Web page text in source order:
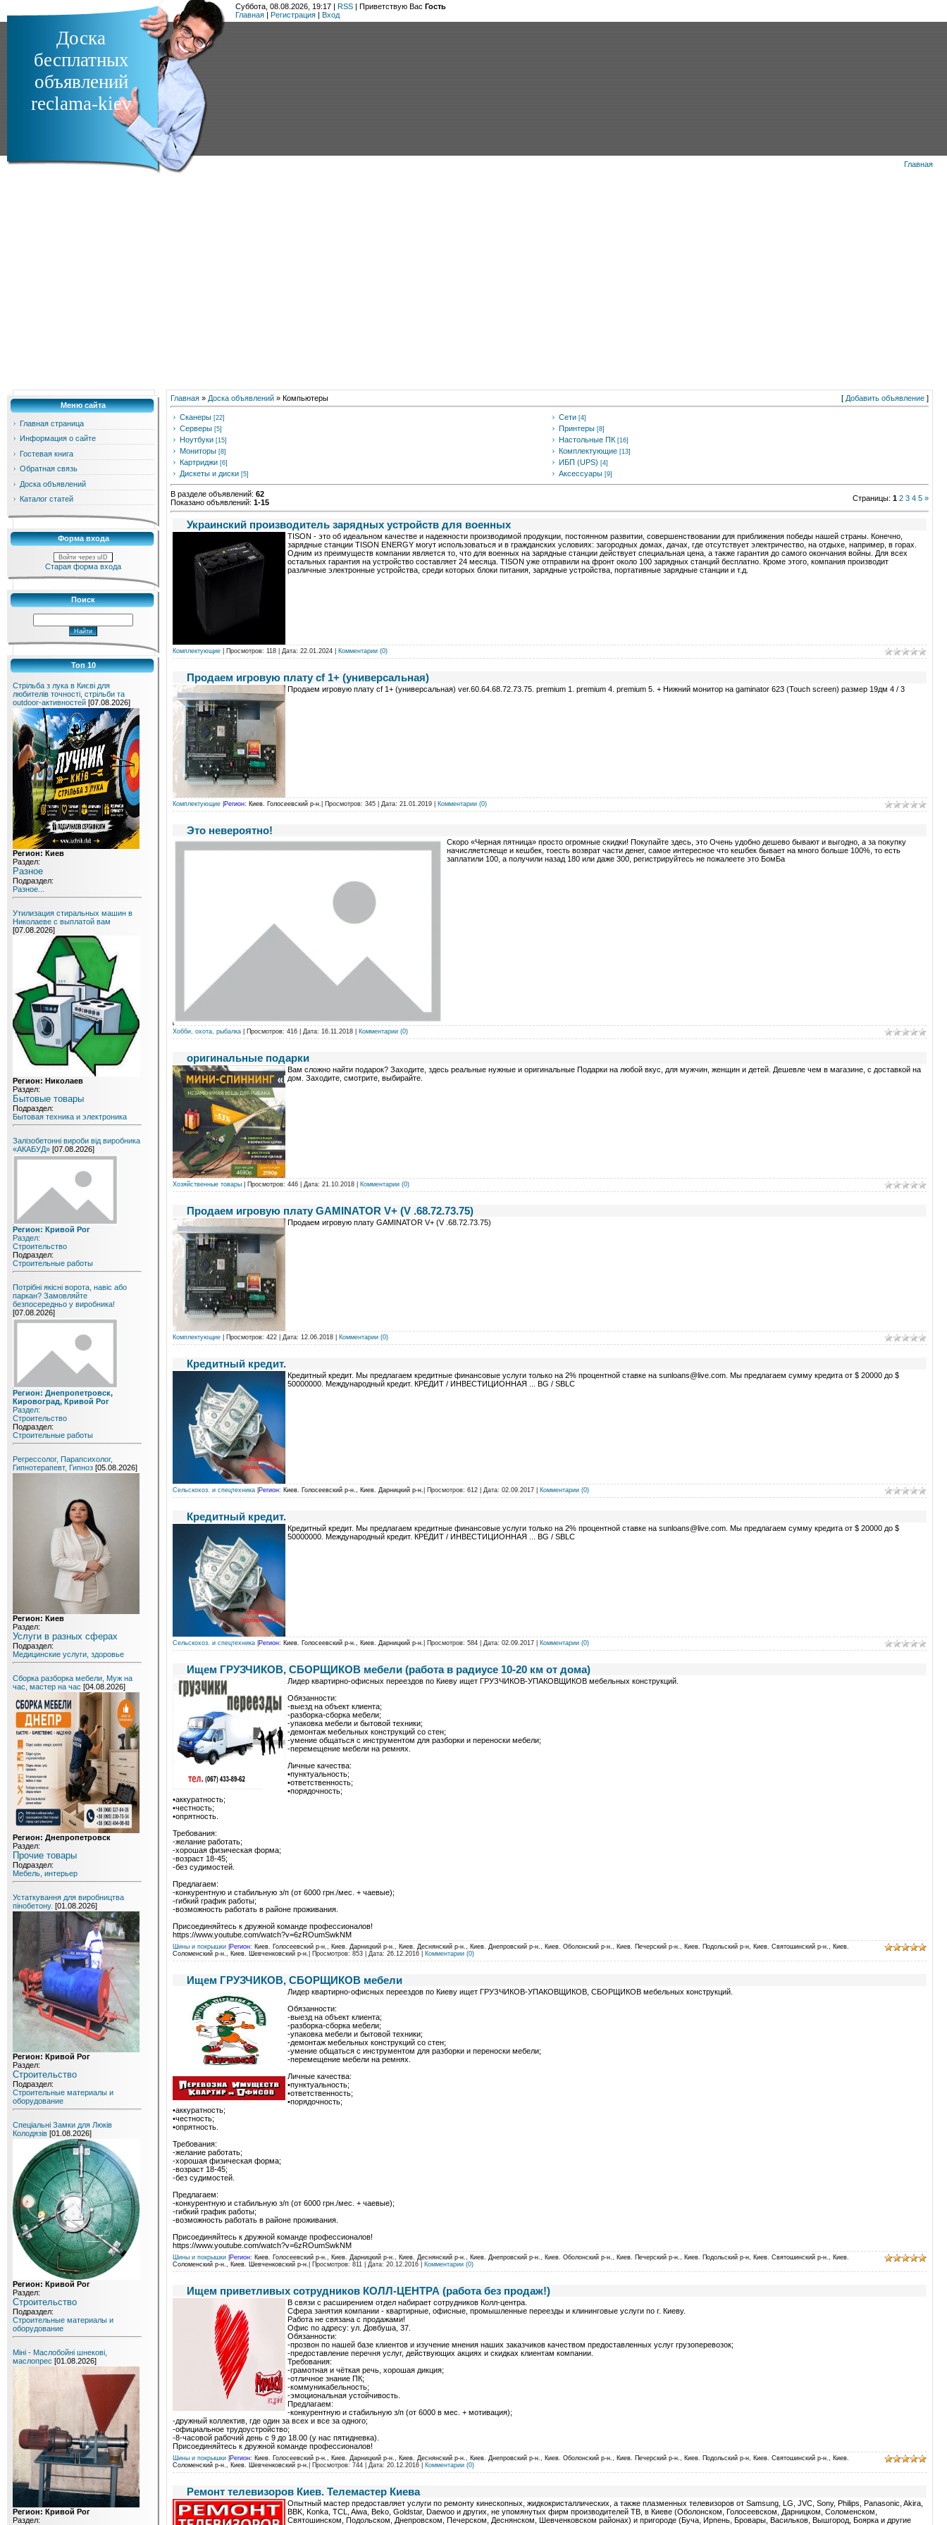
Суббота, 08.08.2026, 19:17 | RSS | Приветствую Вас Гость
Главная | Регистрация | Вход
Доска
бесплатных
объявлений
reclama-kiev
Главная
Меню сайта
Главная страница
Информация о сайте
Гостевая книга
Обратная связь
Доска объявлений
Каталог статей
Форма входа
Войти через uID
Старая форма входа
Поиск
Топ 10
Стрільба з лука в Києві для
любителів точності, стрільби та
outdoor-активностей [07.08.2026]
Регион: Киев
Раздел:
Разное
Подраздел:
Разное...
Утилизация стиральных машин в
Николаеве с выплатой вам
[07.08.2026]
Регион: Николаев
Раздел:
Бытовые товары
Подраздел:
Бытовая техника и электроника
Залізобетонні вироби від виробника
«АКАБУД» [07.08.2026]
Регион: Кривой Рог
Раздел:
Строительство
Подраздел:
Строительные работы
Потрібні якісні ворота, навіс або
паркан? Замовляйте
безпосередньо у виробника!
[07.08.2026]
Регион: Днепропетровск,
Кировоград, Кривой Рог
Раздел:
Строительство
Подраздел:
Строительные работы
Регрессолог, Парапсихолог,
Гипнотерапевт, Гипноз [05.08.2026]
Регион: Киев
Раздел:
Услуги в разных сферах
Подраздел:
Медицинские услуги, здоровье
Сборка разборка мебели, Муж на
час, мастер на час [04.08.2026]
Регион: Днепропетровск
Раздел:
Прочие товары
Подраздел:
Мебель, интерьер
Устаткування для виробництва
пінобетону. [01.08.2026]
Регион: Кривой Рог
Раздел:
Строительство
Подраздел:
Строительные материалы и
оборудование
Спеціальні Замки для Люків
Колодязів [01.08.2026]
Регион: Кривой Рог
Раздел:
Строительство
Подраздел:
Строительные материалы и
оборудование
Міні - Маслобойні шнекові,
маслопрес [01.08.2026]
Регион: Кривой Рог
Раздел:
Главная » Доска объявлений » Компьютеры [ Добавить объявление ]
Сканеры [22] Сети [4]
Серверы [5] Принтеры [8]
Ноутбуки [15] Настольные ПК [16]
Мониторы [8] Комплектующие [13]
Картриджи [6] ИБП (UPS) [4]
Дискеты и диски [5] Аксессуары [9]
В разделе объявлений: 62
Показано объявлений: 1-15 Страницы: 1 2 3 4 5 »
Украинский производитель зарядных устройств для военных
TISON - это об идеальном качестве и надежности производимой продукции, постоянном развитии, совершенствовании для приближения победы нашей страны. Конечно,
зарядные станции TISON ENERGY могут использоваться и в гражданских условиях: загородных домах, дачах, где отсутствует электричество, на отдыхе, например, в горах.
Одним из преимуществ компании является то, что для военных на зарядные станции действует специальная цена, а также гарантия до самого окончания войны. Для всех
остальных гарантия на устройство составляет 24 месяца. TISON уже отправили на фронт около 100 зарядных станций бесплатно. Кроме этого, компания производит
различные электронные устройства, среди которых блоки питания, зарядные устройства, портативные зарядные станции и т.д.
Комплектующие | Просмотров: 118 | Дата: 22.01.2024 Комментарии (0)
Продаем игровую плату cf 1+ (универсальная)
Продаем игровую плату cf 1+ (универсальная) ver.60.64.68.72.73.75. premium 1. premium 4. premium 5. + Нижний монитор на gaminator 623 (Touch screen) размер 19дм 4 / 3
Комплектующие Регион: Киев. Голосеевский р-н. | Просмотров: 345 | Дата: 21.01.2019 Комментарии (0)
Это невероятно!
Скоро «Черная пятница» просто огромные скидки! Покупайте здесь, это Очень удобно дешево бывают и выгодно, а за покупку
начисляетсяеще и кешбек, тоесть возврат части денег, самое интересное что кешбек бывает на много больше 100%, то есть
заплатили 100, а получили назад 180 или даже 300, регистрируйтесь не пожалеете это БомБа
Хобби, охота, рыбалка | Просмотров: 416 | Дата: 16.11.2018 Комментарии (0)
оригинальные подарки
Вам сложно найти подарок? Заходите, здесь реальные нужные и оригинальные Подарки на любой вкус, для мужчин, женщин и детей. Дешевле чем в магазине, с доставкой на
дом. Заходите, смотрите, выбирайте.
Хозяйственные товары | Просмотров: 446 | Дата: 21.10.2018 Комментарии (0)
Продаем игровую плату GAMINATOR V+ (V .68.72.73.75)
Продаем игровую плату GAMINATOR V+ (V .68.72.73.75)
Комплектующие | Просмотров: 422 | Дата: 12.06.2018 Комментарии (0)
Кредитный кредит.
Кредитный кредит. Мы предлагаем кредитные финансовые услуги только на 2% процентной ставке на sunloans@live.com. Мы предлагаем сумму кредита от $ 20000 до $
50000000. Международный кредит. КРЕДИТ / ИНВЕСТИЦИОННАЯ ... BG / SBLC
Сельскохоз. и спецтехника Регион: Киев. Голосеевский р-н., Киев. Дарницкий р-н. | Просмотров: 612 | Дата: 02.09.2017 Комментарии (0)
Кредитный кредит.
Кредитный кредит. Мы предлагаем кредитные финансовые услуги только на 2% процентной ставке на sunloans@live.com. Мы предлагаем сумму кредита от $ 20000 до $
50000000. Международный кредит. КРЕДИТ / ИНВЕСТИЦИОННАЯ ... BG / SBLC
Сельскохоз. и спецтехника Регион: Киев. Голосеевский р-н., Киев. Дарницкий р-н. | Просмотров: 584 | Дата: 02.09.2017 Комментарии (0)
Ищем ГРУЗЧИКОВ, СБОРЩИКОВ мебели (работа в радиусе 10-20 км от дома)
Лидер квартирно-офисных переездов по Киеву ищет ГРУЗЧИКОВ-УПАКОВЩИКОВ мебельных конструкций.
Обязанности:
-выезд на объект клиента;
-разборка-сборка мебели;
-упаковка мебели и бытовой техники;
-демонтаж мебельных конструкций со стен;
-умение общаться с инструментом для разборки и переноски мебели;
-перемещение мебели на ремнях.
Личные качества:
•пунктуальность;
•ответственность;
•порядочность;
•аккуратность;
•честность;
•опрятность.
Требования:
-желание работать;
-хорошая физическая форма;
-возраст 18-45;
-без судимостей.
Предлагаем:
-конкурентную и стабильную з/п (от 6000 грн./мес. + чаевые);
-гибкий график работы;
-возможность работать в районе проживания.
Присоединяйтесь к дружной команде профессионалов!
https://www.youtube.com/watch?v=6zROumSwkNM
Шины и покрышки Регион: Киев. Голосеевский р-н., Киев. Дарницкий р-н., Киев. Деснянский р-н., Киев. Днепровский р-н., Киев. Оболонский р-н., Киев. Печерский р-н., Киев. Подольский р-н, Киев. Святошинский р-н., Киев.
Соломенский р-н., Киев. Шевченковский р-н.
| Просмотров: 853 | Дата: 26.12.2016 Комментарии (0)
Ищем ГРУЗЧИКОВ, СБОРЩИКОВ мебели
Лидер квартирно-офисных переездов по Киеву ищет ГРУЗЧИКОВ-УПАКОВЩИКОВ, СБОРЩИКОВ мебельных конструкций.
Обязанности:
-выезд на объект клиента;
-разборка-сборка мебели;
-упаковка мебели и бытовой техники;
-демонтаж мебельных конструкций со стен;
-умение общаться с инструментом для разборки и переноски мебели;
-перемещение мебели на ремнях.
Личные качества:
•пунктуальность;
•ответственность;
•порядочность;
•аккуратность;
•честность;
•опрятность.
Требования:
-желание работать;
-хорошая физическая форма;
-возраст 18-45;
-без судимостей.
Предлагаем:
-конкурентную и стабильную з/п (от 6000 грн./мес. + чаевые);
-гибкий график работы;
-возможность работать в районе проживания.
Присоединяйтесь к дружной команде профессионалов!
https://www.youtube.com/watch?v=6zROumSwkNM
Шины и покрышки Регион: Киев. Голосеевский р-н., Киев. Дарницкий р-н., Киев. Деснянский р-н., Киев. Днепровский р-н., Киев. Оболонский р-н., Киев. Печерский р-н., Киев. Подольский р-н, Киев. Святошинский р-н., Киев.
Соломенский р-н., Киев. Шевченковский р-н.
| Просмотров: 811 | Дата: 20.12.2016 Комментарии (0)
Ищем приветливых сотрудников КОЛЛ-ЦЕНТРА (работа без продаж!)
В связи с расширением отдел набирает сотрудников Колл-центра.
Сфера занятия компании - квартирные, офисные, промышленные переезды и клининговые услуги по г. Киеву.
Работа не связана с продажами!
Офис по адресу: ул. Довбуша, 37.
Обязанности:
-прозвон по нашей базе клиентов и изучение мнения наших заказчиков качеством предоставленных услуг грузоперевозок;
-предоставление перечня услуг, действующих акциях и скидках клиентам компании.
Требования:
-грамотная и чёткая речь, хорошая дикция;
-отличное знание ПК;
-коммуникабельность;
-эмоциональная устойчивость.
Предлагаем:
-конкурентную и стабильную з/п (от 6000 в мес. + мотивация);
-дружный коллектив, где один за всех и все за одного;
-официальное трудоустройство;
-8-часовой рабочий день с 9 до 18.00 (у нас пятидневка).
Присоединяйтесь к дружной команде профессионалов!
Шины и покрышки Регион: Киев. Голосеевский р-н., Киев. Дарницкий р-н., Киев. Деснянский р-н., Киев. Днепровский р-н., Киев. Оболонский р-н., Киев. Печерский р-н., Киев. Подольский р-н, Киев. Святошинский р-н., Киев.
Соломенский р-н., Киев. Шевченковский р-н.
| Просмотров: 744 | Дата: 20.12.2016 Комментарии (0)
Ремонт телевизоров Киев. Телемастер Киева
Опытный мастер предоставляет услуги по ремонту кинескопных, жидкокристаллических, а также плазменных телевизоров от Samsung, LG, JVC, Sony, Philips, Panasonic, Akira,
BBK, Konka, TCL, Aiwa, Beko, Goldstar, Daewoo и других, не упомянутых фирм производителей ТВ, в Киеве (Оболонском, Голосеевском, Дарницком, Соломенском,
Святошинском, Подольском, Днепровском, Печерском, Деснянском, Шевченковском районах) и пригороде (Буча, Ирпень, Бровары, Васильков, Вышгород, Боярка и другие